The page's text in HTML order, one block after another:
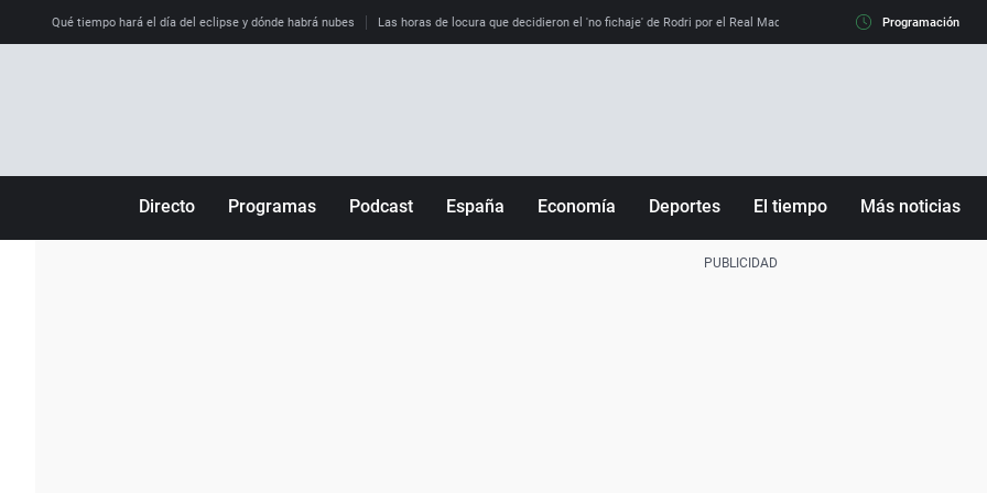
Qué tiempo hará el día del eclipse y dónde habrá nubes Las horas de locura que decidieron el 'no fichaje' de Rodri por el Real Madrid y su 'sí' al Barça La llamada
Programación
Directo Programas Podcast España Economía Deportes El tiempo Más noticias